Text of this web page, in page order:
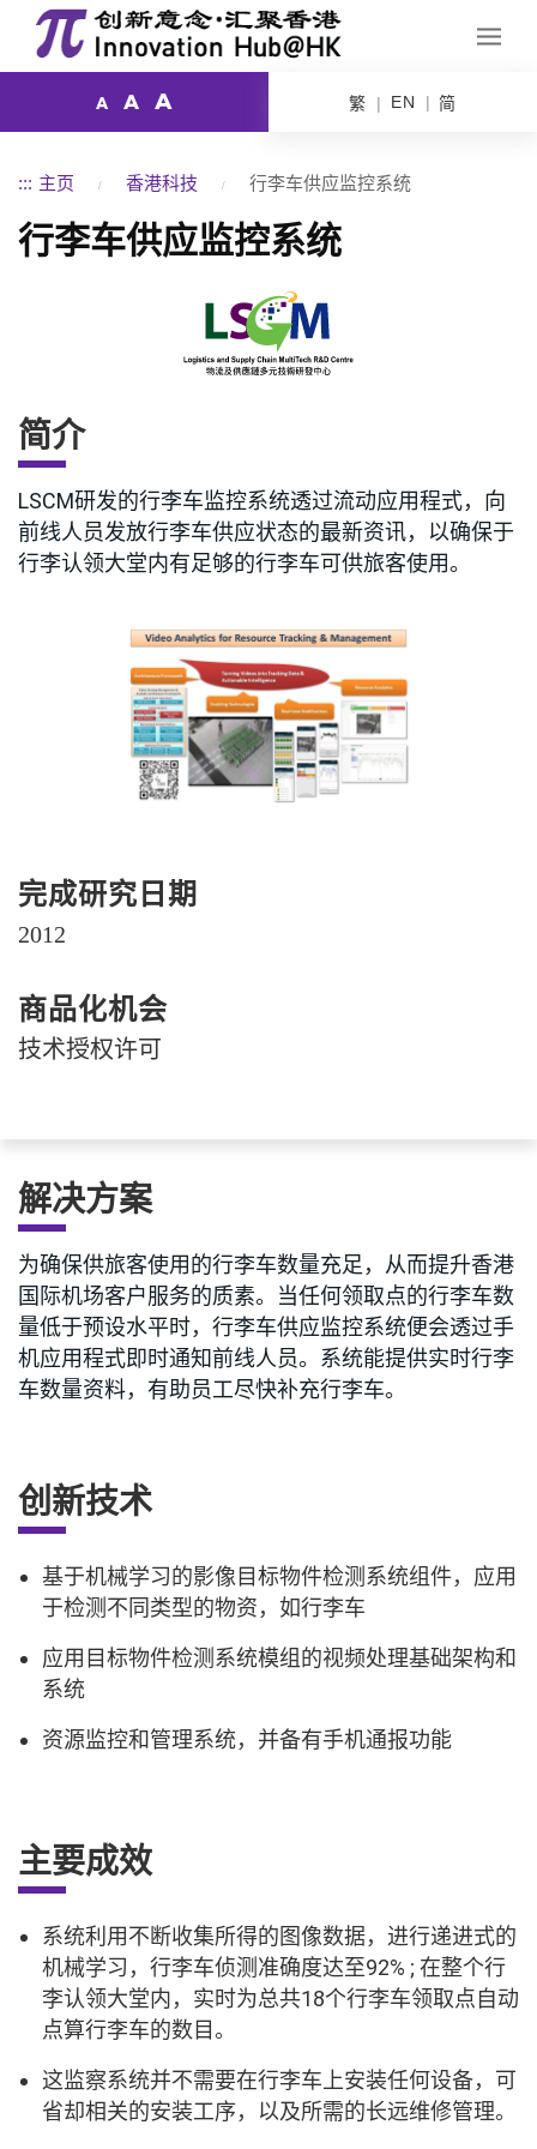
A A A 繁 EN 简
::: 主页 香港科技 行李车供应监控系统
行李车供应监控系统
简介
LSCM研发的行李车监控系统透过流动应用程式，向
前线人员发放行李车供应状态的最新资讯，以确保于
行李认领大堂内有足够的行李车可供旅客使用。
完成研究日期
2012
商品化机会
技术授权许可
解决方案
为确保供旅客使用的行李车数量充足，从而提升香港
国际机场客户服务的质素。当任何领取点的行李车数
量低于预设水平时，行李车供应监控系统便会透过手
机应用程式即时通知前线人员。系统能提供实时行李
车数量资料，有助员工尽快补充行李车。
创新技术
基于机械学习的影像目标物件检测系统组件，应用
于检测不同类型的物资，如行李车
应用目标物件检测系统模组的视频处理基础架构和
系统
资源监控和管理系统，并备有手机通报功能
主要成效
系统利用不断收集所得的图像数据，进行递进式的
机械学习，行李车侦测准确度达至92% ; 在整个行
李认领大堂内，实时为总共18个行李车领取点自动
点算行李车的数目。
这监察系统并不需要在行李车上安装任何设备，可
省却相关的安装工序，以及所需的长远维修管理。